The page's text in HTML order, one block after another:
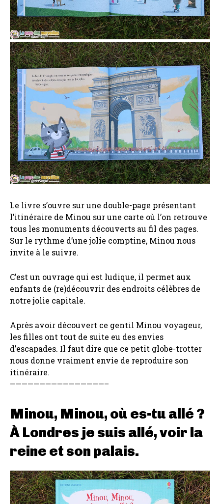
Le livre s’ouvre sur une double-page présentant
l’itinéraire de Minou sur une carte où l’on retrouve
tous les monuments découverts au fil des pages.
Sur le rythme d’une jolie comptine, Minou nous
invite à le suivre.
C’est un ouvrage qui est ludique, il permet aux
enfants de (re)découvrir des endroits célèbres de
notre jolie capitale.
Après avoir découvert ce gentil Minou voyageur,
les filles ont tout de suite eu des envies
d’escapades. Il faut dire que ce petit globe-trotter
nous donne vraiment envie de reproduire son
itinéraire.
————————————————–
Minou, Minou, où es-tu allé ?
À Londres je suis allé, voir la
reine et son palais.